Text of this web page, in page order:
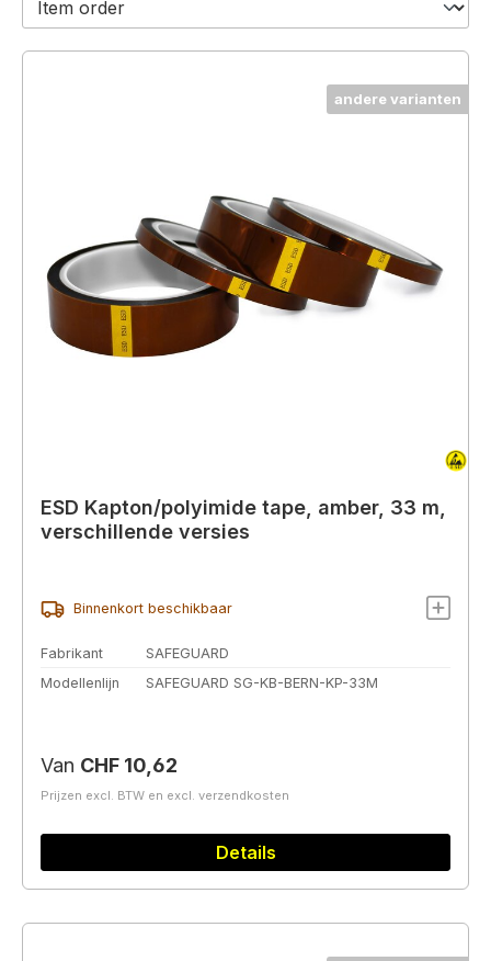
andere varianten
ESD Kapton/polyimide tape, amber, 33 m,
verschillende versies
Binnenkort beschikbaar
Fabrikant
SAFEGUARD
Modellenlijn
SAFEGUARD SG-KB-BERN-KP-33M
Normale prijs:
Van CHF 10,62
Prijzen excl. BTW en excl. verzendkosten
Details